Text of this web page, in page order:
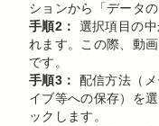
ションから「データ
手順2：
選択項目の
れます。この際、動
です。
手順3：
配信方法（
イブ等への保存）を
ックします。